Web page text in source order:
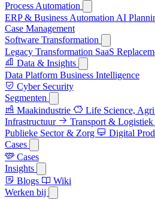
Process Automation
ERP & Business Automation AI
Case Management
Software Transformation
Legacy Transformation SaaS
Data & Insights
Data Platform Business Intelligence
Cyber Security
Segmenten
Maakindustrie
Life Science,
Infrastructuur
Transport & Logistiek
Publieke Sector & Zorg
Digital
Cases
Cases
Insights
Blogs
Wiki
Werken bij